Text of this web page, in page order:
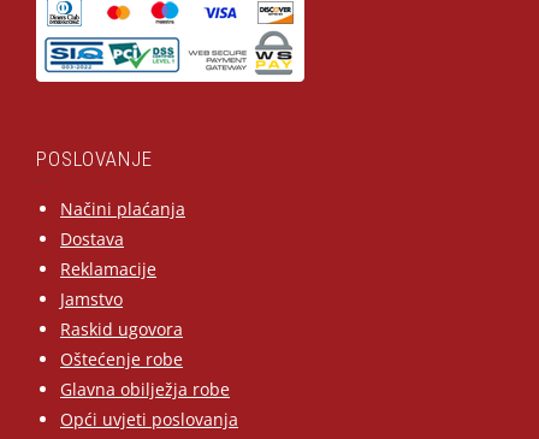
POSLOVANJE
Načini plaćanja
Dostava
Reklamacije
Jamstvo
Raskid ugovora
Oštećenje robe
Glavna obilježja robe
Opći uvjeti poslovanja